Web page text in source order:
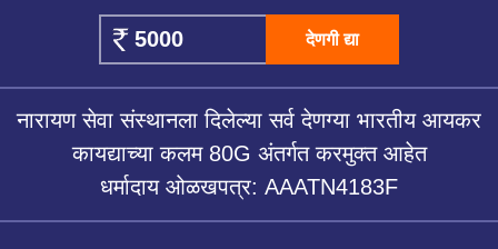
देणगी द्या
नारायण सेवा संस्थानला दिलेल्या सर्व देणग्या भारतीय आयकर
कायद्याच्या कलम 80G अंतर्गत करमुक्त आहेत
धर्मादाय ओळखपत्र: AAATN4183F